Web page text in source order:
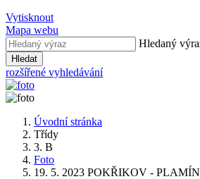
Vytisknout
Mapa webu
Hledaný
Hledat
rozšířené vyhledávání
Úvodní stránka
Třídy
3. B
Foto
19. 5. 2023 POKŘIKOV -